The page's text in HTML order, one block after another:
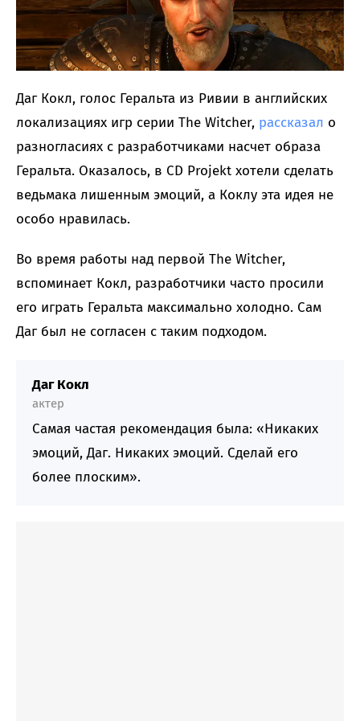
Даг Кокл, голос Геральта из Ривии в английских
локализациях игр серии The Witcher, рассказал о
разногласиях с разработчиками насчет образа
Геральта. Оказалось, в CD Projekt хотели сделать
ведьмака лишенным эмоций, а Коклу эта идея не
особо нравилась.
Во время работы над первой The Witcher,
вспоминает Кокл, разработчики часто просили
его играть Геральта максимально холодно. Сам
Даг был не согласен с таким подходом.
Даг Кокл
актер
Самая частая рекомендация была: «Никаких
эмоций, Даг. Никаких эмоций. Сделай его
более плоским».